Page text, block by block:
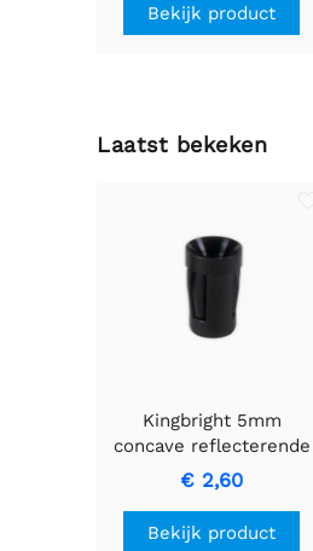
Bekijk product
Laatst bekeken
Kingbright 5mm
concave reflecterende
LED-bevestigingsclip
€ 2,60
Bekijk product